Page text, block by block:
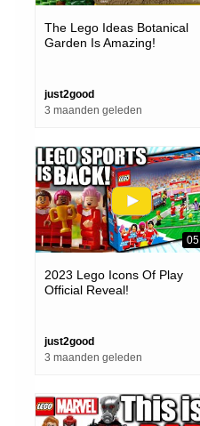
The Lego Ideas Botanical
Garden Is Amazing!
just2good
3 maanden geleden
2023 Lego Icons Of Play
Official Reveal!
just2good
3 maanden geleden